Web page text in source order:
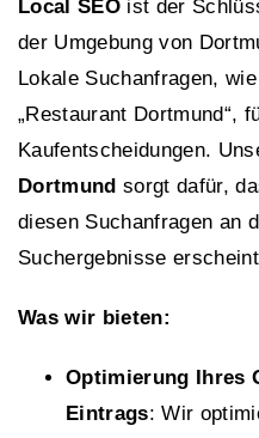
Local SEO ist der
der Umgebung von
Lokale Suchanfragen,
„Restaurant Dortmund“,
Kaufentscheidungen.
Dortmund sorgt dafür,
diesen Suchanfragen an
Suchergebnisse
Was wir bieten:
Optimierung Ihres
Eintrags: Wir